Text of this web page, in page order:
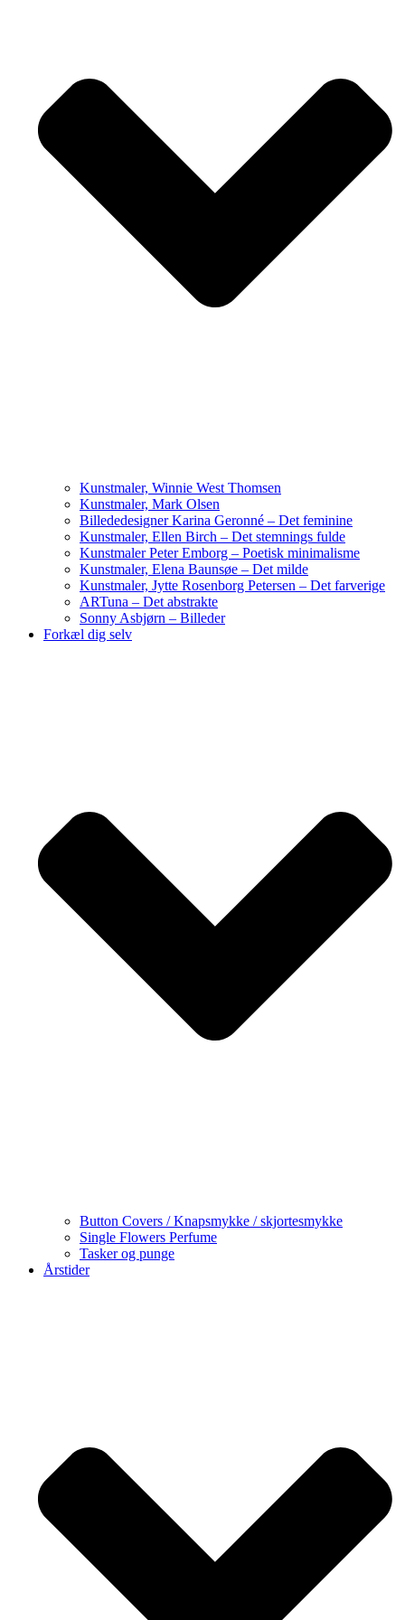
Kunstmaler, Winnie West Thomsen
Kunstmaler, Mark Olsen
Billededesigner Karina Geronné – Det feminine
Kunstmaler, Ellen Birch – Det stemnings fulde
Kunstmaler Peter Emborg – Poetisk minimalisme
Kunstmaler, Elena Baunsøe – Det milde
Kunstmaler, Jytte Rosenborg Petersen – Det farverige
ARTuna – Det abstrakte
Sonny Asbjørn – Billeder
Forkæl dig selv
Button Covers / Knapsmykke / skjortesmykke
Single Flowers Perfume
Tasker og punge
Årstider